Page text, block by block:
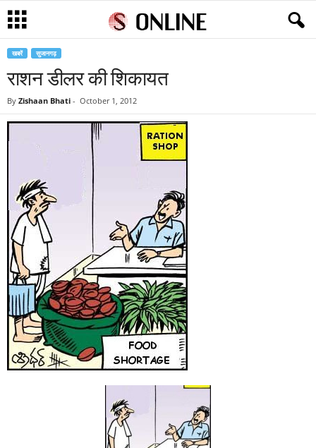
खबरें सुजानगढ़
राशन डीलर की शिकायत
By Zishaan Bhati - October 1, 2012